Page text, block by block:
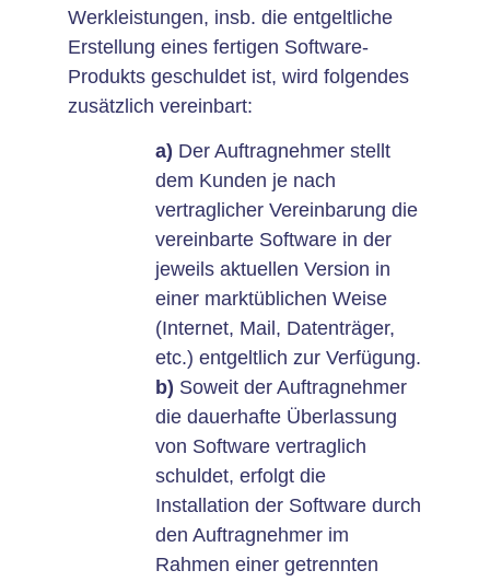
Werkleistungen, insb. die entgeltliche
Erstellung eines fertigen Software-
Produkts geschuldet ist, wird folgendes
zusätzlich vereinbart:
a) Der Auftragnehmer stellt
dem Kunden je nach
vertraglicher Vereinbarung die
vereinbarte Software in der
jeweils aktuellen Version in
einer marktüblichen Weise
(Internet, Mail, Datenträger,
etc.) entgeltlich zur Verfügung.
b) Soweit der Auftragnehmer
die dauerhafte Überlassung
von Software vertraglich
schuldet, erfolgt die
Installation der Software durch
den Auftragnehmer im
Rahmen einer getrennten